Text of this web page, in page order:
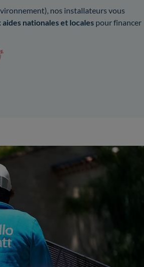
nos installateurs vous
aides nationales et locales pour financer